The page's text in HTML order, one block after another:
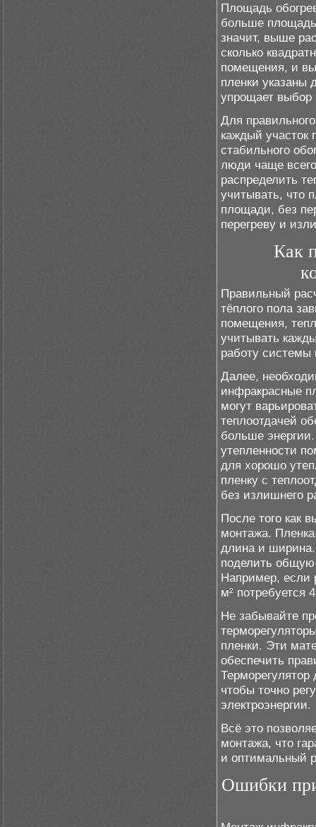
Площадь
больше
значит, выше
сколько
помещения, и
пленки указаны
упрощает выбор
Для
каждый участок
стабильного
люди чаще
распределить
учитывать, что
площади, без
перегреву и
Как
Правильный
тёплого пола
помещения,
учитывать
работу
Далее,
инфракрасные
могут
теплоотдачей
больше
утепленности
для хорошо
пленку с
без излишнего
После того как
монтажа.
длина и ширина.
поделить
Например, если
м² потребуется
Не забывайте
пленки. Эти
обеспечить
чтобы точно
электроэнергии.
Всё это
монтажа, что
и оптимальный
Ошибки